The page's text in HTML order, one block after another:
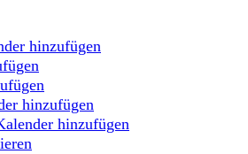
hinzufügen
hinzufügen
hinzufügen